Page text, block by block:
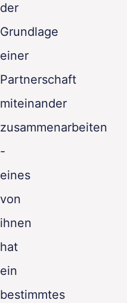
der
Grundlage
einer
Partnerschaft
miteinander
zusammenarbeiten
-
eines
von
ihnen
hat
ein
bestimmtes